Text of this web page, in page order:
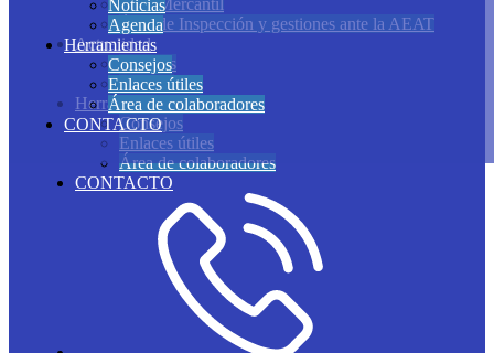
Noticias
Agenda
Herramientas
Consejos
Enlaces útiles
Área de colaboradores
CONTACTO
Área Mercantil
Área de Inspección y gestiones ante la AEAT
Actualidad
Noticias
Agenda
Herramientas
Consejos
Enlaces útiles
Área de colaboradores
CONTACTO